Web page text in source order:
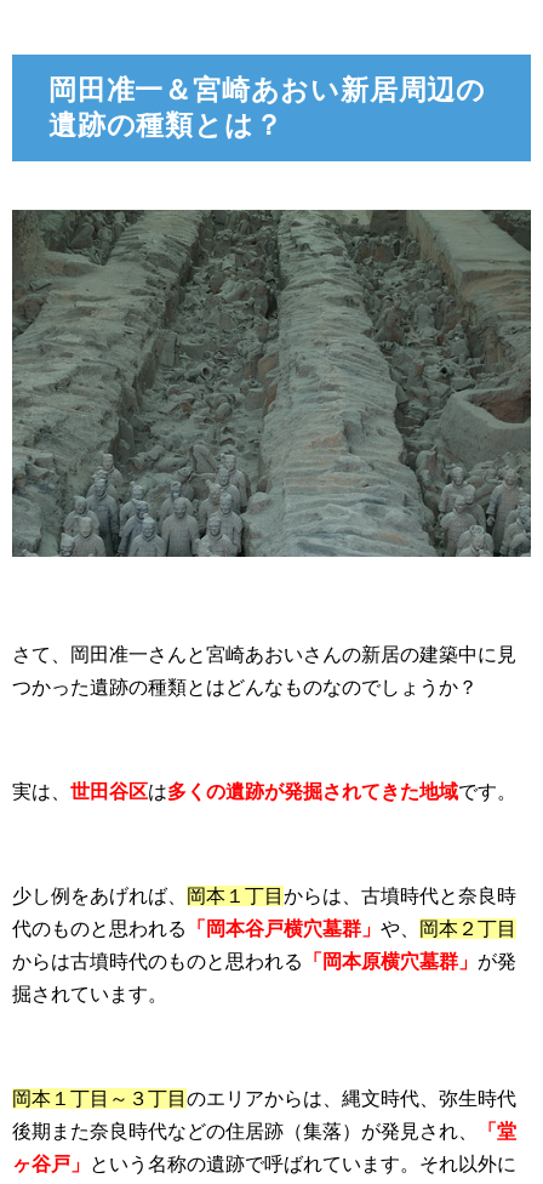
岡田准一＆宮崎あおい新居周辺の
遺跡の種類とは？
さて、岡田准一さんと宮崎あおいさんの新居の建築中に見
つかった遺跡の種類とはどんなものなのでしょうか？
実は、 世田谷区は多くの遺跡が発掘されてきた地域です。
少し例をあげれば、 岡本１丁目 からは、古墳時代と奈良時
代のものと思われる
「岡本谷戸横穴墓群」 や、
岡本２丁目
からは古墳時代のものと思われる
「岡本原横穴墓群」 が発
掘されています。
岡本１丁目～３丁目 のエリアからは、縄文時代、弥生時代
後期また奈良時代などの住居跡（集落）が発見され、
「堂
ヶ谷戸」 という名称の遺跡で呼ばれています。それ以外に